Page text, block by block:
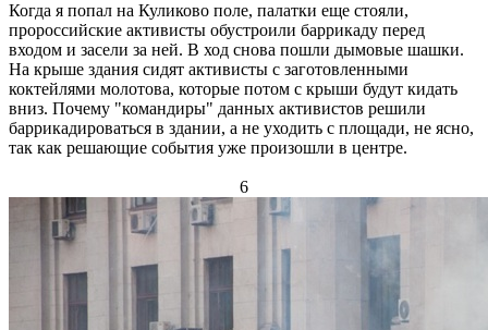
Когда я попал на Куликово поле, палатки еще стояли,
пророссийские активисты обустроили баррикаду перед
входом и засели за ней. В ход снова пошли дымовые шашки.
На крыше здания сидят активисты с заготовленными
коктейлями молотова, которые потом с крыши будут кидать
вниз. Почему "командиры" данных активистов решили
баррикадироваться в здании, а не уходить с площади, не ясно,
так как решающие события уже произошли в центре.
6